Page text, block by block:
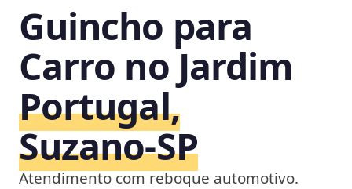
Guincho para
Carro no Jardim
Portugal,
Suzano‑SP
Atendimento com reboque automotivo.